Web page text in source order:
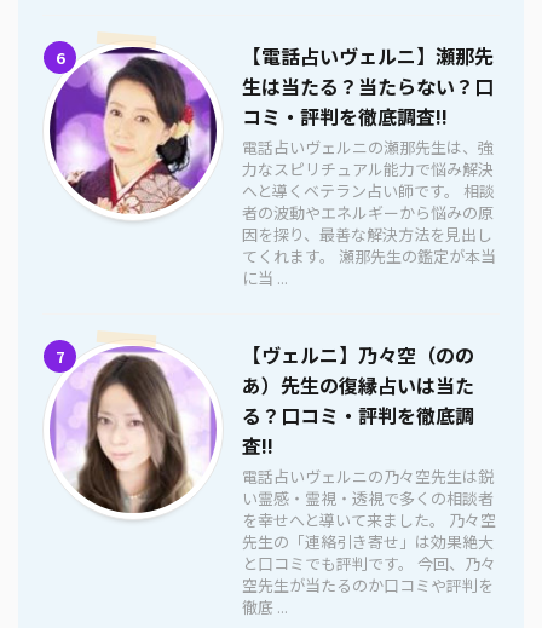
6
【電話占いヴェルニ】瀬那先
生は当たる？当たらない？口
コミ・評判を徹底調査!!
電話占いヴェルニの瀬那先生は、強
力なスピリチュアル能力で悩み解決
へと導くベテラン占い師です。 相談
者の波動やエネルギーから悩みの原
因を探り、最善な解決方法を見出し
てくれます。 瀬那先生の鑑定が本当
に当 ...
7
【ヴェルニ】乃々空（のの
あ）先生の復縁占いは当た
る？口コミ・評判を徹底調
査!!
電話占いヴェルニの乃々空先生は鋭
い霊感・霊視・透視で多くの相談者
を幸せへと導いて来ました。 乃々空
先生の「連絡引き寄せ」は効果絶大
と口コミでも評判です。 今回、乃々
空先生が当たるのか口コミや評判を
徹底 ...